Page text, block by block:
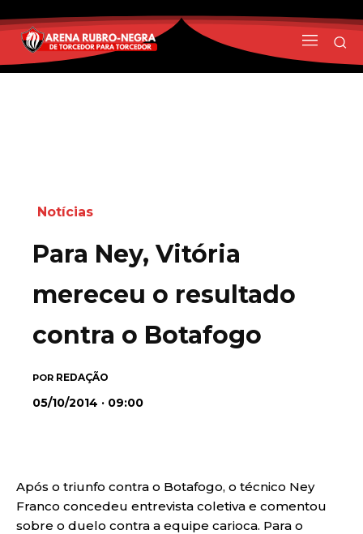
Notícias
Para Ney, Vitória
mereceu o resultado
contra o Botafogo
POR REDAÇÃO
05/10/2014 · 09:00
Após o triunfo contra o Botafogo, o técnico Ney
Franco concedeu entrevista coletiva e comentou
sobre o duelo contra a equipe carioca. Para o